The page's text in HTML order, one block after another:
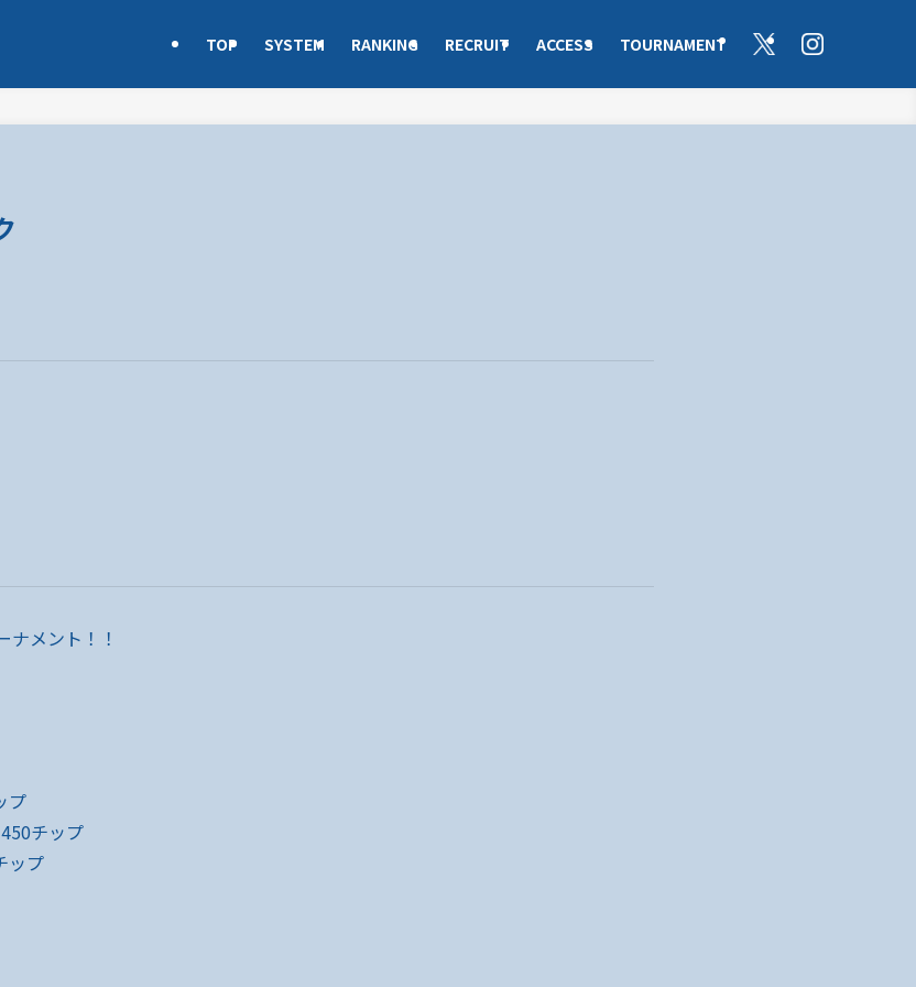
TOP SYSTEM RANKING RECRUIT ACCESS TOURNAMENT
メント！！
プ
チップ
ップ